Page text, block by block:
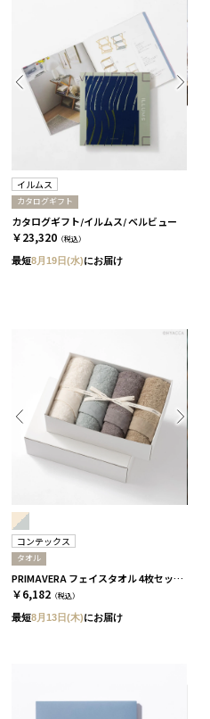
イルムス
カタログギフト
カタログギフト/イルムス/ ベルビュー
￥23,320 （税込）
最短8月19日(水)にお届け
コンテックス
タオル
PRIMAVERA フェイスタオル 4枚セット［コンテックス］
￥6,182 （税込）
最短8月13日(木)にお届け